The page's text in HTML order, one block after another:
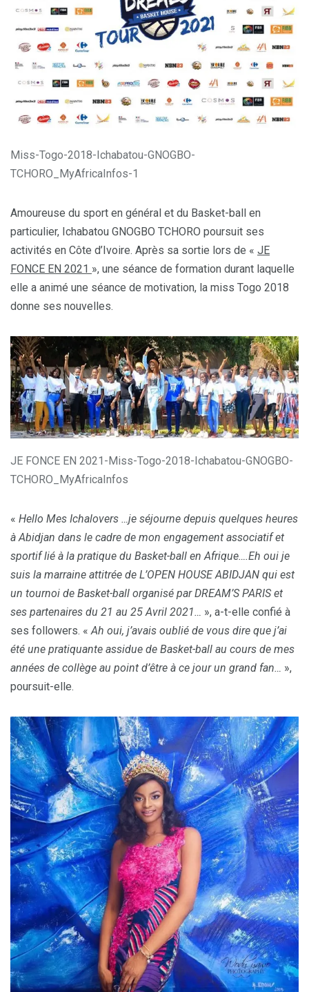
Miss-Togo-2018-Ichabatou-GNOGBO-
TCHORO_MyAfricaInfos-1
Amoureuse du sport en général et du Basket-ball en
particulier, Ichabatou GNOGBO TCHORO poursuit ses
activités en Côte d’Ivoire. Après sa sortie lors de « JE
FONCE EN 2021 », une séance de formation durant laquelle
elle a animé une séance de motivation, la miss Togo 2018
donne ses nouvelles.
JE FONCE EN 2021-Miss-Togo-2018-Ichabatou-GNOGBO-
TCHORO_MyAfricaInfos
« Hello Mes Ichalovers …je séjourne depuis quelques heures
à Abidjan dans le cadre de mon engagement associatif et
sportif lié à la pratique du Basket-ball en Afrique….Eh oui je
suis la marraine attitrée de L’OPEN HOUSE ABIDJAN qui est
un tournoi de Basket-ball organisé par DREAM’S PARIS et
ses partenaires du 21 au 25 Avril 2021… », a-t-elle confié à
ses followers. « Ah oui, j’avais oublié de vous dire que j’ai
été une pratiquante assidue de Basket-ball au cours de mes
années de collège au point d’être à ce jour un grand fan… »,
poursuit-elle.